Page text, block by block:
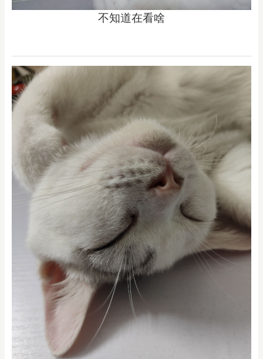
不知道在看啥